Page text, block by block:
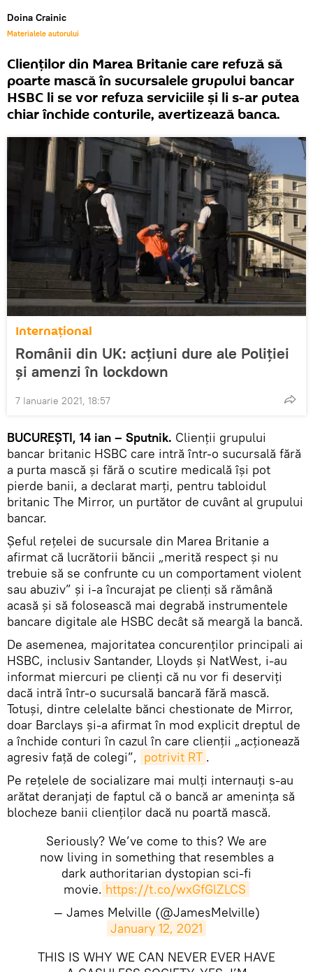
Doina Crainic
Materialele autorului
Clienților din Marea Britanie care refuză să
poarte mască în sucursalele grupului bancar
HSBC li se vor refuza serviciile şi li s-ar putea
chiar închide conturile, avertizează banca.
Internaţional
Românii din UK: acţiuni dure ale Poliţiei
şi amenzi în lockdown
7 Ianuarie 2021, 18:57
BUCUREŞTI, 14 ian – Sputnik. Clienții grupului
bancar britanic HSBC care intră într-o sucursală fără
a purta mască şi fără o scutire medicală își pot
pierde banii, a declarat marți, pentru tabloidul
britanic The Mirror, un purtător de cuvânt al grupului
bancar.
Șeful rețelei de sucursale din Marea Britanie a
afirmat că lucrătorii băncii „merită respect și nu
trebuie să se confrunte cu un comportament violent
sau abuziv” și i-a încurajat pe clienți să rămână
acasă și să folosească mai degrabă instrumentele
bancare digitale ale HSBC decât să meargă la bancă.
De asemenea, majoritatea concurenților principali ai
HSBC, inclusiv Santander, Lloyds și NatWest, i-au
informat miercuri pe clienți că nu vor fi deserviți
dacă intră într-o sucursală bancară fără mască.
Totuşi, dintre celelalte bănci chestionate de Mirror,
doar Barclays și-a afirmat în mod explicit dreptul de
a închide conturi în cazul în care clienții „acționează
agresiv față de colegi”, potrivit RT .
Pe rețelele de socializare mai mulţi internauţi s-au
arătat deranjați de faptul că o bancă ar amenința să
blocheze banii clienților dacă nu poartă mască.
Seriously? We’ve come to this? We are
now living in something that resembles a
dark authoritarian dystopian sci-fi
movie. https://t.co/wxGfGlZLCS
— James Melville (@JamesMelville)
January 12, 2021
THIS IS WHY WE CAN NEVER EVER HAVE